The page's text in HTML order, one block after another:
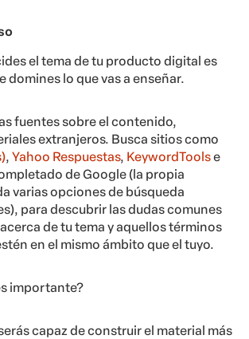
el tema de tu producto digital es
domines lo que vas a enseñar.
fuentes sobre el contenido,
extranjeros. Busca sitios como
, Yahoo Respuestas, KeywordToolse
de Google (la propia
varias opciones de búsqueda
para descubrir las dudas comunes
de tu tema y aquellos términos
en el mismo ámbito que el tuyo.
importante?
capaz de construir el material más